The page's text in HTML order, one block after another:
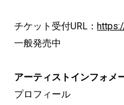
チケット受付URL：
一般発売中
アーティストインフォメ
プロフィール